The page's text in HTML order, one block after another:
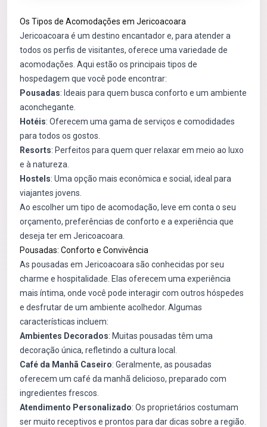
Os Tipos de Acomodações em Jericoacoara
Jericoacoara é um destino encantador e, para atender a
todos os perfis de visitantes, oferece uma variedade de
acomodações. Aqui estão os principais tipos de
hospedagem que você pode encontrar:
Pousadas: Ideais para quem busca conforto e um ambiente
aconchegante.
Hotéis: Oferecem uma gama de serviços e comodidades
para todos os gostos.
Resorts: Perfeitos para quem quer relaxar em meio ao luxo
e à natureza.
Hostels: Uma opção mais econômica e social, ideal para
viajantes jovens.
Ao escolher um tipo de acomodação, leve em conta o seu
orçamento, preferências de conforto e a experiência que
deseja ter em Jericoacoara.
Pousadas: Conforto e Convivência
As pousadas em Jericoacoara são conhecidas por seu
charme e hospitalidade. Elas oferecem uma experiência
mais íntima, onde você pode interagir com outros hóspedes
e desfrutar de um ambiente acolhedor. Algumas
características incluem:
Ambientes Decorados: Muitas pousadas têm uma
decoração única, refletindo a cultura local.
Café da Manhã Caseiro: Geralmente, as pousadas
oferecem um café da manhã delicioso, preparado com
ingredientes frescos.
Atendimento Personalizado: Os proprietários costumam
ser muito receptivos e prontos para dar dicas sobre a região.